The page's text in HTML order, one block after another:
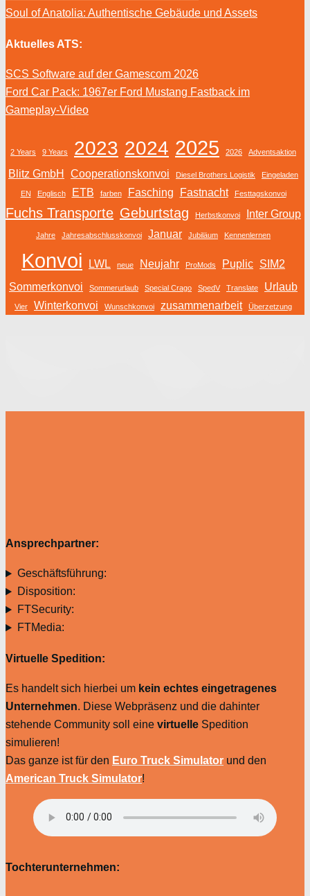
Soul of Anatolia: Authentische Gebäude und Assets
Aktuelles ATS:
SCS Software auf der Gamescom 2026
Ford Car Pack: 1967er Ford Mustang Fastback im
Gameplay-Video
2 Years 9 Years 2023 2024 2025 2026 Adventsaktion
Blitz GmbH Cooperationskonvoi Diesel Brothers Logistik Eingeladen
EN Englisch ETB farben Fasching Fastnacht Festtagskonvoi
Fuchs Transporte Geburtstag Herbstkonvoi Inter Group
Jahre Jahresabschlusskonvoi Januar Jubiläum Kennenlernen
Konvoi LWL neue Neujahr ProMods Puplic SIM2
Sommerkonvoi
Sommerurlaub Special Crago SpedV Translate Urlaub
Vier Winterkonvoi Wunschkonvoi zusammenarbeit Überzetzung
Ansprechpartner:
Geschäftsführung:
Disposition:
FTSecurity:
FTMedia:
Virtuelle Spedition:
Es handelt sich hierbei um kein echtes eingetragenes
Unternehmen. Diese Webpräsenz und die dahinter
stehende Community soll eine virtuelle Spedition
simulieren!
Das ganze ist für den Euro Truck Simulator und den
American Truck Simulator!
Tochterunternehmen: